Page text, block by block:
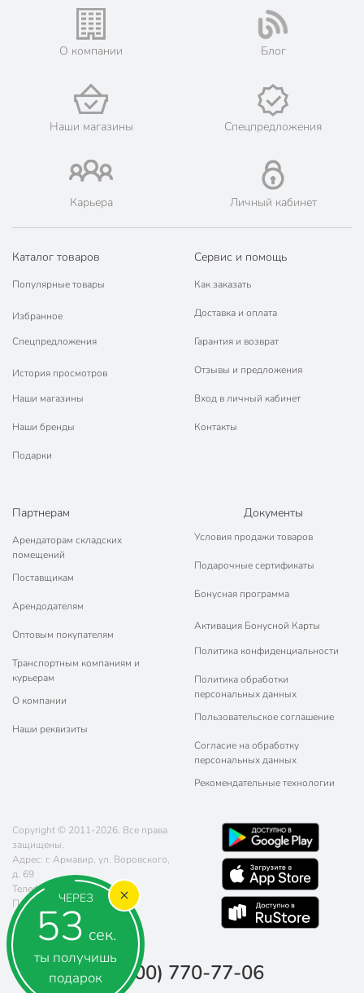
ЧЕРЕЗ
52 сек.
ты получишь
подарок
его онлайн на официальном сайте сети магазинов Порядок.
Мы предлагаем бесплатную курьерскую доставку для товара
«сетки абразивные» при заказе от 3000 рублей в такие
города, как: Новокубанск, Усть-Лабинск, Курганинск,
💳 Оплата: онлайн на сайте интернет-гипермаркета или
наличными при получении.
🛍 Скидки, акции, распродажи каждый день!
Порядок - официальный представитель ведущих мировых
марок.
О компании Блог
Наши магазины Спецпредложения
Карьера Личный кабинет
Каталог товаров
Популярные товары
Избранное
Спецпредложения
История просмотров
Наши магазины
Наши бренды
Подарки
Сервис и помощь
Как заказать
Доставка и оплата
Гарантия и возврат
Отзывы и предложения
Вход в личный кабинет
Контакты
Партнерам
Арендаторам складских
помещений
Поставщикам
Арендодателям
Оптовым покупателям
Транспортным компаниям и
курьерам
О компании
Наши реквизиты
Документы
Условия продажи товаров
Подарочные сертификаты
Бонусная программа
Активация Бонусной Карты
Политика конфиденциальности
Политика обработки
персональных данных
Пользовательское соглашение
Согласие на обработку
персональных данных
Рекомендательные технологии
Copyright © 2011-2026. Все права
защищены.
Адрес: г. Армавир, ул. Воровского,
д. 69
Телефон:
8 (800) 770-77-06
Почта:
sales@poryadok.ru
8 (800) 770-77-06